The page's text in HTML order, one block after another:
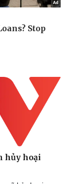
hủy hoại